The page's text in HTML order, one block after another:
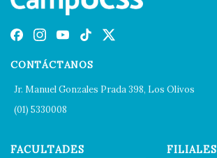
CONTÁCTANOS
Jr. Manuel Gonzales Prada 398, Los Olivos
(01) 5330008
FACULTADES FILIALES